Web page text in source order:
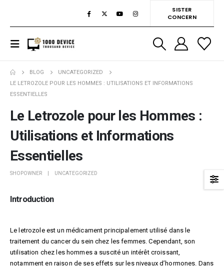
SISTER
CONCERN
BLOG
UNCATEGORIZED
LE LETROZOLE POUR LES HOMMES : UTILISATIONS ET INFORMATIONS
ESSENTIELLES
Le Letrozole pour les Hommes :
Utilisations et Informations
Essentielles
SHOPOWNER UNCATEGORIZED
Introduction
Le letrozole est un médicament principalement utilisé dans le
traitement du cancer du sein chez les femmes. Cependant, son
utilisation chez les hommes a suscité un intérêt croissant,
notamment en raison de ses effets sur les niveaux d’hormones. Dans